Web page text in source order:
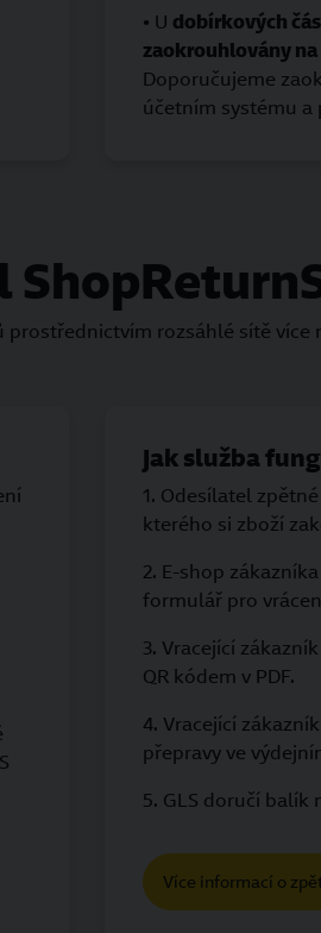
• U dobírkových
zaokrouhlovány
Doporučujeme
účetním systému
rozsáhlé sítě více
Jak služba
1. Odesílatel
kterého si zboží
2. E-shop
formulář pro
3. Vracející
QR kódem v PDF.
4. Vracející
přepravy ve
5. GLS doručí balík
Více informací o